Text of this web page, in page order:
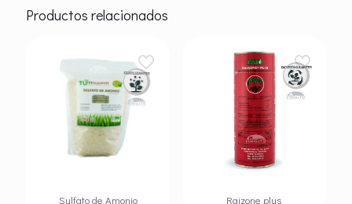
Productos relacionados
Sulfato de Amonio
Raizone plus